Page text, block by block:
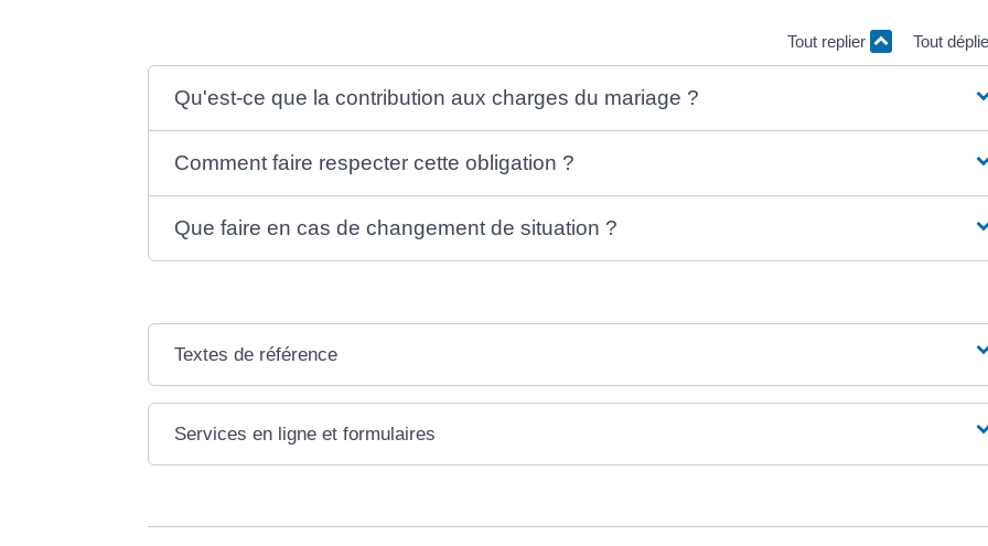
Tout replier Tout
Qu'est-ce que la contribution aux charges du mariage ?
Comment faire respecter cette obligation ?
Que faire en cas de changement de situation ?
Textes de référence
Services en ligne et formulaires